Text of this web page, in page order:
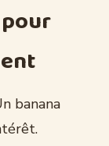
banana